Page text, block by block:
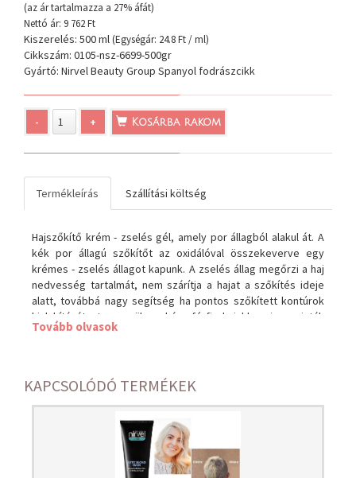
(az ár tartalmazza a 27% áfát)
Nettó ár: 9 762 Ft
Kiszerelés: 500 ml(Egységár: 24.8 Ft / ml)
Cikkszám: 0105-nsz-6699-500gr
Gyártó: Nirvel Beauty Group Spanyol fodrászcikk
- + Kosárba rakom
Termékleírás Szállítási költség
Hajszőkítő krém - zselés gél, amely por állagból alakul át. A
kék por állagú szőkítőt az oxidálóval összekeverve egy
krémes - zselés állagot kapunk. A zselés állag megőrzi a haj
nedvesség tartalmát, nem szárítja a hajat a szőkítés ideje
alatt, továbbá nagy segítség ha pontos szőkített kontúrok
kialakítását tervezzük, akár férfi hajakba is, minták
készítéséhez. A legjobb eredményhez a hajszőkítő gyors,
készül.
Por állagból, az oxidálóval könnyen összekeverhető. Az
elkészült elegy ezután rövid idő alatt zselés állagúvá
változik, mely rendkívüli rugalmassággal, formázhatósággal,
alaktartással, tapadással rendelkezik. Géles állaga, és
tapadása miatt nagyon pontos kontúrok kialakítására, minták
Tovább olvasok
KAPCSOLÓDÓ TERMÉKEK